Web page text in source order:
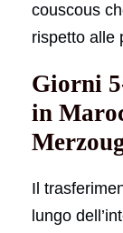
couscous
rispetto alle
Giorni
in
Il
lungo